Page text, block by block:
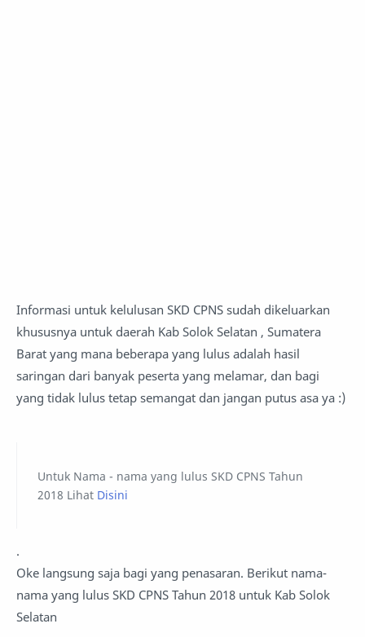
Informasi untuk kelulusan SKD CPNS sudah dikeluarkan
khususnya untuk daerah Kab Solok Selatan , Sumatera
Barat yang mana beberapa yang lulus adalah hasil
saringan dari banyak peserta yang melamar, dan bagi
yang tidak lulus tetap semangat dan jangan putus asa ya :)
Untuk Nama - nama yang lulus SKD CPNS Tahun
2018 Lihat Disini
.
Oke langsung saja bagi yang penasaran. Berikut nama-
nama yang lulus SKD CPNS Tahun 2018 untuk Kab Solok
Selatan